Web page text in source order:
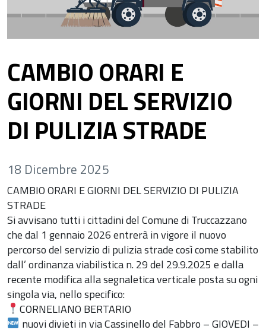
CAMBIO ORARI E
GIORNI DEL SERVIZIO
DI PULIZIA STRADE
18 Dicembre 2025
CAMBIO ORARI E GIORNI DEL SERVIZIO DI PULIZIA
STRADE
Si avvisano tutti i cittadini del Comune di Truccazzano
che dal 1 gennaio 2026 entrerà in vigore il nuovo
percorso del servizio di pulizia strade così come stabilito
dall’ ordinanza viabilistica n. 29 del 29.9.2025 e dalla
recente modifica alla segnaletica verticale posta su ogni
singola via, nello specifico:
CORNELIANO BERTARIO
nuovi divieti in via Cassinello del Fabbro – GIOVEDI –